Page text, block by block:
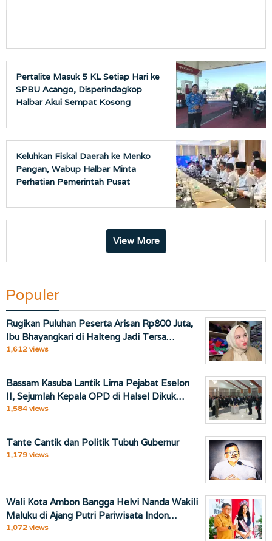
Pertalite Masuk 5 KL Setiap Hari ke
SPBU Acango, Disperindagkop
Halbar Akui Sempat Kosong
Keluhkan Fiskal Daerah ke Menko
Pangan, Wabup Halbar Minta
Perhatian Pemerintah Pusat
View More
Populer
Rugikan Puluhan Peserta Arisan Rp800 Juta,
Ibu Bhayangkari di Halteng Jadi Tersa…
1,612 views
Bassam Kasuba Lantik Lima Pejabat Eselon
II, Sejumlah Kepala OPD di Halsel Dikuk…
1,584 views
Tante Cantik dan Politik Tubuh Gubernur
1,179 views
Wali Kota Ambon Bangga Helvi Nanda Wakili
Maluku di Ajang Putri Pariwisata Indon…
1,072 views